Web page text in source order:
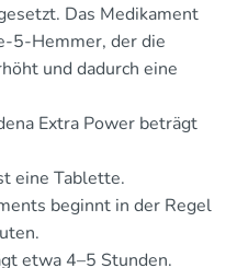
Das Medikament
5-Hemmer, der die
und dadurch eine
Extra Power beträgt
eine Tablette.
beginnt in der Regel
etwa 4–5 Stunden.